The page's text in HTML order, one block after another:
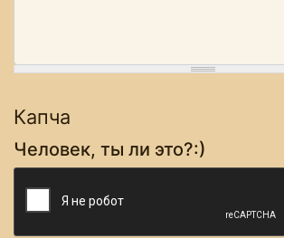
Капча
Человек, ты ли это?:)